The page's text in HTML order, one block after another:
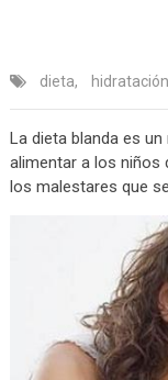
dieta, hidratación
La dieta blanda es
alimentar a los niños
los malestares que